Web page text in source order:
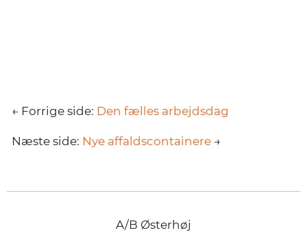
← Forrige side: Den fælles arbejdsdag
Næste side: Nye affaldscontainere →
A/B Østerhøj